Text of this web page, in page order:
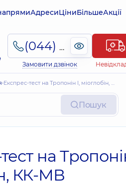
АдресиЦіниБільшеАкції
(044) 495-2-888
Замовити дзвінок
Експрес-тест на Тропонін I, міоглобін, КК-МВ
Пошук
на
КК-МВ